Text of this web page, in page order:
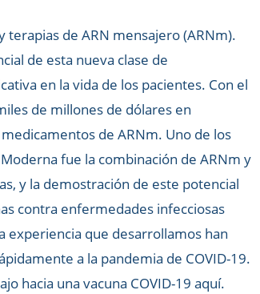
de ARN mensajero (ARNm).
de esta nueva clase de
en la vida de los pacientes. Con el
de millones de dólares en
de ARNm. Uno de los
fue la combinación de ARNm y
y la demostración de este potencial
contra enfermedades infecciosas
experiencia que desarrollamos han
a la pandemia de COVID-19.
hacia una vacuna COVID-19 aquí.